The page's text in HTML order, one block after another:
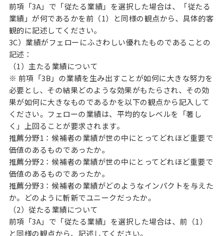
前項「3A」で「従たる業績」を選択した場合は、「従たる
業績」が何であるかを前（1）と同様の観点から、具体的客
観的に記述してください。
3C）業績がフェローにふさわしい優れたものであることの
記述：
（1）主たる業績について
※ 前項「3B」の業績を生み出すことが如何に大きな努力を
必要とし、その結果どのような効果がもたらされ、その効
果が如何に大きなものであるかを以下の観点から記入して
ください。フェローの業績は、平均的なレベルを「著し
く」上回ることが要求されます。
推薦分野1：候補者の業績が世の中にとってどれほど重要で
価値のあるものであったか。
推薦分野2：候補者の業績が世の中にとってどれほど重要で
価値のあるものであったか。
推薦分野3：候補者の業績がどのようなインパクトを与えた
か。どのように斬新でユニークだったか。
（2）従たる業績について
前項「3A」で「従たる業績」を選択した場合は、前（1）
と同様の観点から、記述してください。